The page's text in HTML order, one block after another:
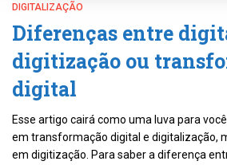
DIGITALIZAÇÃO
Diferenças entre
digitização ou
digital
Esse artigo cairá como uma luva para
em transformação digital e digitalização,
em digitização. Para saber a diferença